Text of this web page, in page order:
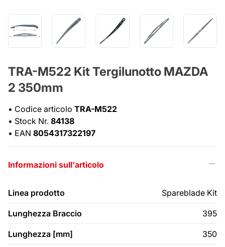
TRA-M522 Kit Tergilunotto MAZDA
2 350mm
• Codice articolo TRA-M522
• Stock Nr. 84138
• EAN 8054317322197
Informazioni sull'articolo
Linea prodotto Spareblade Kit
Lunghezza Braccio 395
Lunghezza [mm] 350